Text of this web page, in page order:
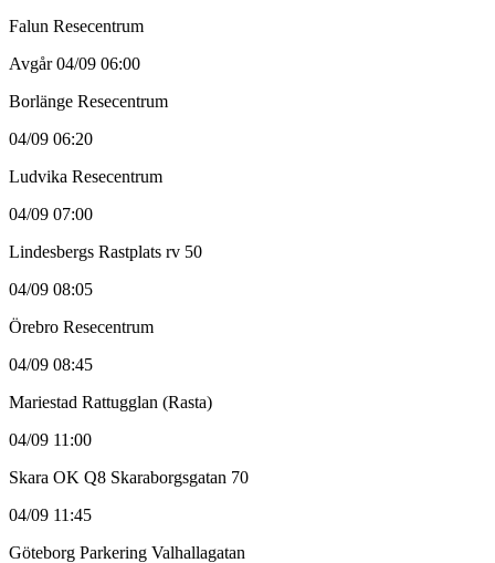
Falun Resecentrum
Avgår 04/09 06:00
Borlänge Resecentrum
04/09 06:20
Ludvika Resecentrum
04/09 07:00
Lindesbergs Rastplats rv 50
04/09 08:05
Örebro Resecentrum
04/09 08:45
Mariestad Rattugglan (Rasta)
04/09 11:00
Skara OK Q8 Skaraborgsgatan 70
04/09 11:45
Göteborg Parkering Valhallagatan